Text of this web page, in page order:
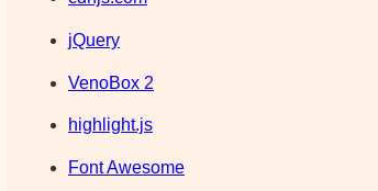
jQuery
VenoBox 2
highlight.js
Font Awesome